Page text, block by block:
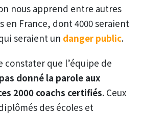
nous apprend entre autres
en France, dont 4000 seraient
seraient un danger public.
constater que l’équipe de
pas donné la parole aux
2000 coachs certifiés. Ceux
des écoles et